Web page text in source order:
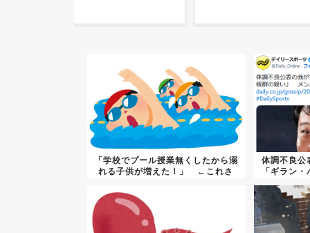
「学校でプール授業無くしたから溺
れる子供が増えた！」 ←これさ
体調不良公
「ギラン